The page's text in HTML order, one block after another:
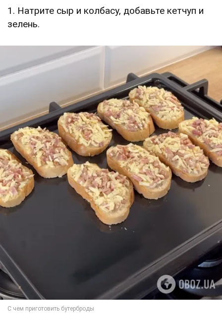
1. Натрите сыр и колбасу, добавьте кетчуп и
зелень.